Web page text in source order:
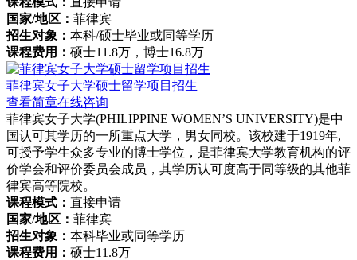
国家/地区： 菲律宾
招生对象： 本科/硕士毕业或同等学历
课程费用： 硕士11.8万，博士16.8万
菲律宾女子大学硕士留学项目招生
查看简章在线咨询
菲律宾女子大学(PHILIPPINE WOMEN’S UNIVERSITY)是中
国认可其学历的一所重点大学，男女同校。该校建于1919年,
可授予学生众多专业的博士学位，是菲律宾大学教育机构的评
价学会和评价委员会成员，其学历认可度高于同等级的其他菲
律宾高等院校。
课程模式： 直接申请
国家/地区： 菲律宾
招生对象： 本科毕业或同等学历
课程费用： 硕士11.8万